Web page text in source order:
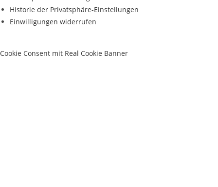
Historie der Privatsphäre-Einstellungen
Einwilligungen widerrufen
Cookie Consent mit Real Cookie Banner